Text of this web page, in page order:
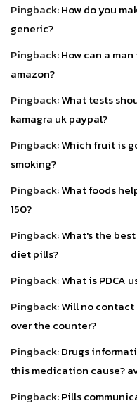
Pingback:How do you
generic?
Pingback:How can a
amazon?
Pingback:What tests
kamagra uk paypal?
Pingback:Which fruit is
smoking?
Pingback:What foods
150?
Pingback:What's the
diet pills?
Pingback:What is PDCA
Pingback:Will no contact
over the counter?
Pingback:Drugs
this medication cause?
Pingback:Pills